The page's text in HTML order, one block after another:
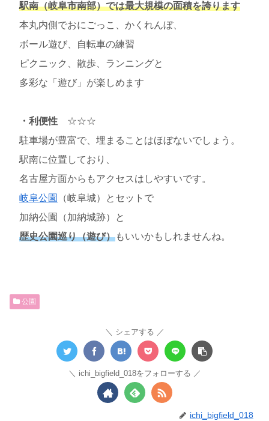
駅南（岐阜市南部）では最大規模の面積を誇ります
本丸内側でおにごっこ、かくれんぼ、
ボール遊び、自転車の練習
ピクニック、散歩、ランニングと
多彩な「遊び」が楽しめます
・利便性 ☆☆☆
駐車場が豊富で、埋まることはほぼないでしょう。
駅南に位置しており、
名古屋方面からもアクセスはしやすいです。
岐阜公園
（岐阜城）とセットで
加納公園（加納城跡）と
歴史公園巡り（遊び）もいいかもしれませんね。
公園
シェアする
ichi_bigfield_018をフォローする
ichi_bigfield_018